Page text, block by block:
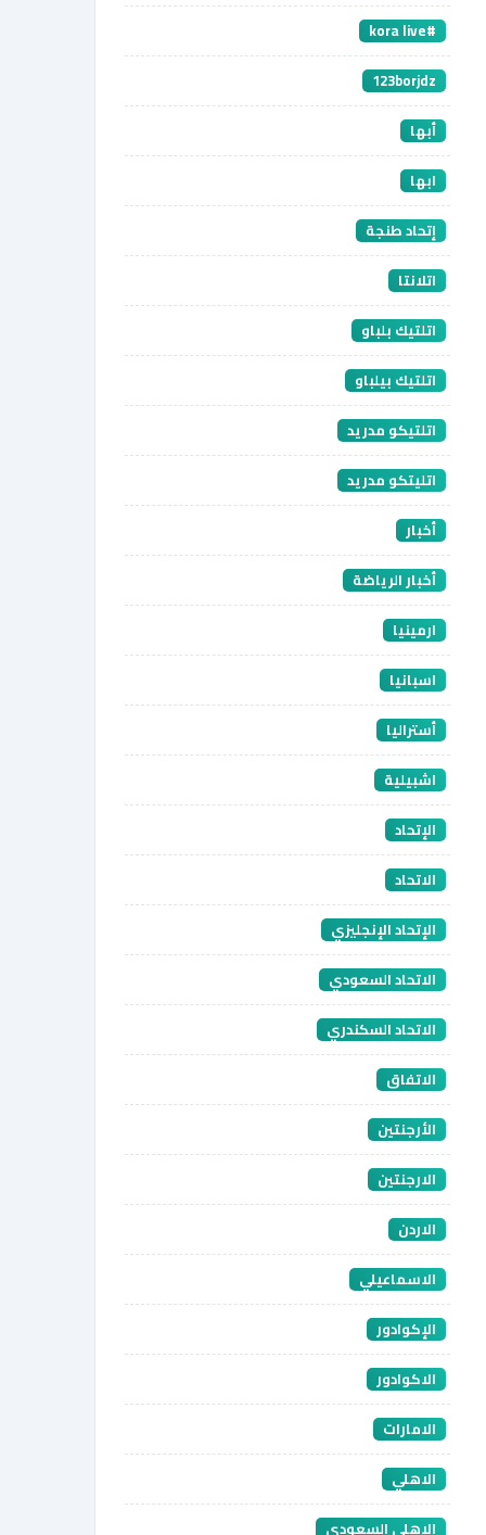
#kora live
123borjdz
أبها
ابها
إتحاد طنجة
اتلانتا
اتلتيك بلباو
اتلتيك بيلباو
اتلتيكو مدريد
اتليتكو مدريد
أخبار
أخبار الرياضة
ارمينيا
اسبانيا
أستراليا
اشبيلية
الإتحاد
الاتحاد
الإتحاد الإنجليزي
الاتحاد السعودي
الاتحاد السكندري
الاتفاق
الأرجنتين
الارجنتين
الاردن
الاسماعيلي
الإكوادور
الاكوادور
الامارات
الاهلي
الاهلي السعودي